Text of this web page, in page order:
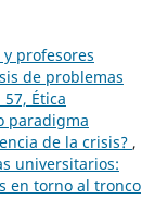
profesores
de problemas
Ética
paradigma
de la crisis? ,
universitarios:
en torno al tronco